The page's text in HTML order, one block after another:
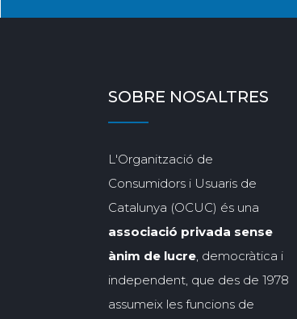
SOBRE NOSALTRES
L'Organització de
Consumidors i Usuaris de
Catalunya (OCUC) és una
associació privada sense
ànim de lucre, democràtica i
independent, que des de 1978
assumeix les funcions de